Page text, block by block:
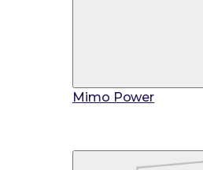
Mimo Power